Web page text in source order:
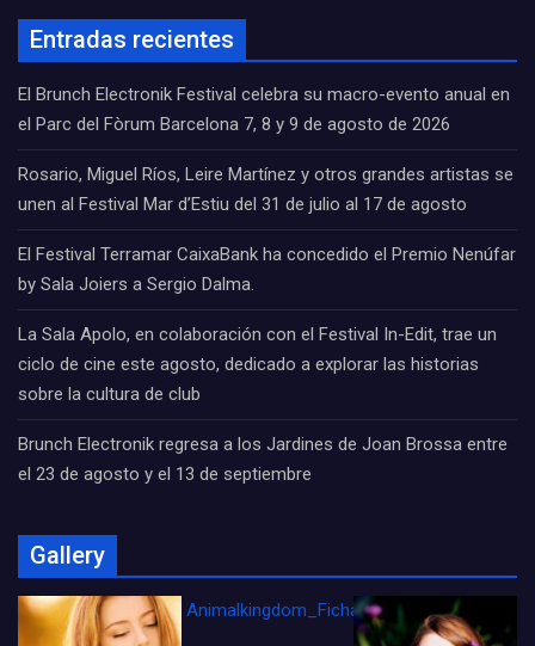
Entradas recientes
El Brunch Electronik Festival celebra su macro-evento anual en
el Parc del Fòrum Barcelona 7, 8 y 9 de agosto de 2026
Rosario, Miguel Ríos, Leire Martínez y otros grandes artistas se
unen al Festival Mar d’Estiu del 31 de julio al 17 de agosto
El Festival Terramar CaixaBank ha concedido el Premio Nenúfar
by Sala Joiers a Sergio Dalma.
La Sala Apolo, en colaboración con el Festival In-Edit, trae un
ciclo de cine este agosto, dedicado a explorar las historias
sobre la cultura de club
Brunch Electronik regresa a los Jardines de Joan Brossa entre
el 23 de agosto y el 13 de septiembre
Gallery
Animalkingdom_FichaCine